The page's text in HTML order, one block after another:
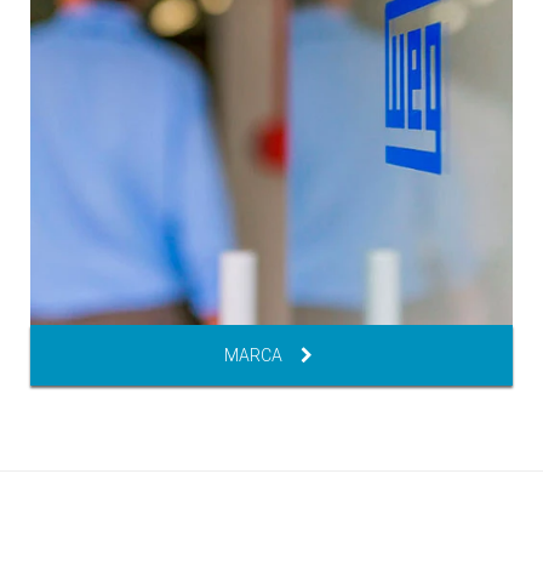
MARCA